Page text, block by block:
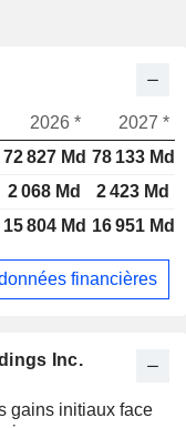
Inc.
gains initiaux face
2026 *
2027 *
72 827 Md 78 133 Md
2 068 Md
2 423 Md
15 804 Md 16 951 Md
financières